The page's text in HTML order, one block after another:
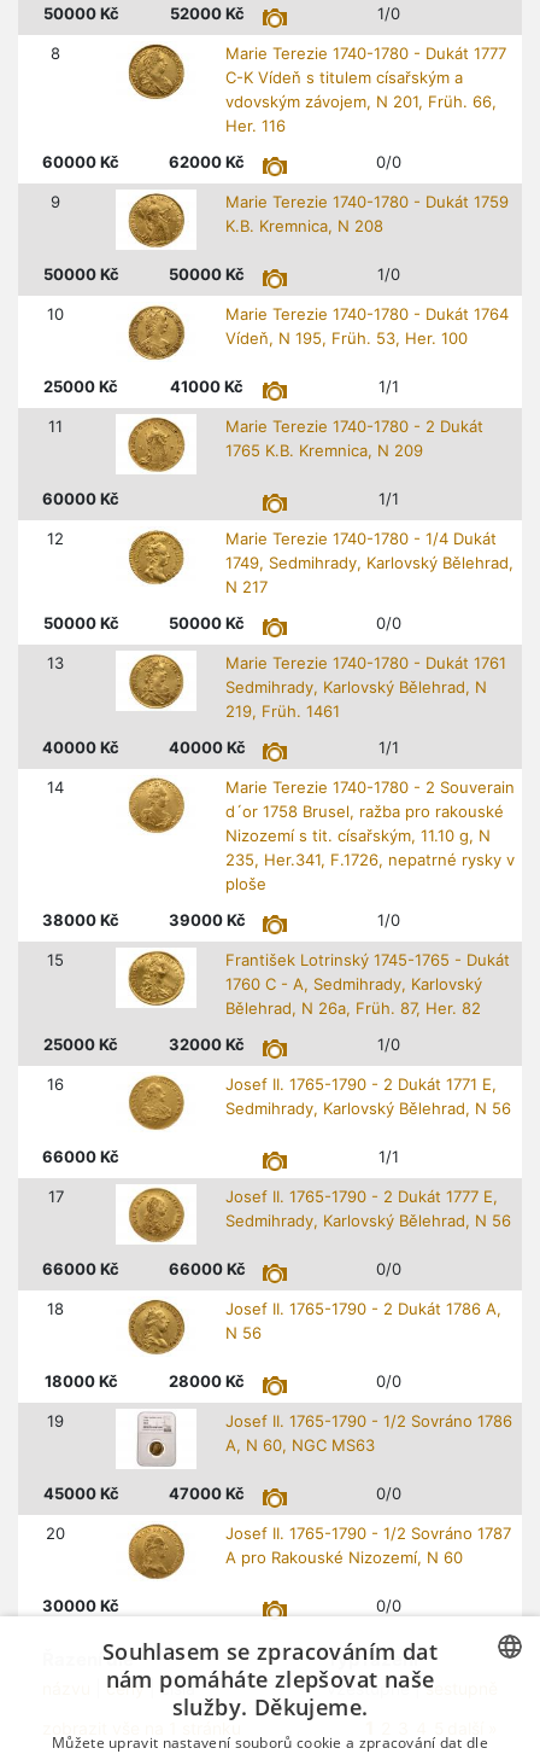
50000 Kč 52000 Kč 1/0
8
Marie Terezie 1740-1780 - Dukát 1777
C-K Vídeň s titulem císařským a
vdovským závojem, N 201, Früh. 66,
Her. 116
60000 Kč 62000 Kč 0/0
9
Marie Terezie 1740-1780 - Dukát 1759
K.B. Kremnica, N 208
50000 Kč 50000 Kč 1/0
10
Marie Terezie 1740-1780 - Dukát 1764
Vídeň, N 195, Früh. 53, Her. 100
25000 Kč 41000 Kč 1/1
11
Marie Terezie 1740-1780 - 2 Dukát
1765 K.B. Kremnica, N 209
60000 Kč 1/1
12
Marie Terezie 1740-1780 - 1/4 Dukát
1749, Sedmihrady, Karlovský Bělehrad,
N 217
50000 Kč 50000 Kč 0/0
13
Marie Terezie 1740-1780 - Dukát 1761
Sedmihrady, Karlovský Bělehrad, N
219, Früh. 1461
40000 Kč 40000 Kč 1/1
14
Marie Terezie 1740-1780 - 2 Souverain
d´or 1758 Brusel, ražba pro rakouské
Nizozemí s tit. císařským, 11.10 g, N
235, Her.341, F.1726, nepatrné rysky v
ploše
38000 Kč 39000 Kč 1/0
15
František Lotrinský 1745-1765 - Dukát
1760 C - A, Sedmihrady, Karlovský
Bělehrad, N 26a, Früh. 87, Her. 82
25000 Kč 32000 Kč 1/0
16
Josef II. 1765-1790 - 2 Dukát 1771 E,
Sedmihrady, Karlovský Bělehrad, N 56
66000 Kč 1/1
17
Josef II. 1765-1790 - 2 Dukát 1777 E,
Sedmihrady, Karlovský Bělehrad, N 56
66000 Kč 66000 Kč 0/0
18
Josef II. 1765-1790 - 2 Dukát 1786 A,
N 56
18000 Kč 28000 Kč 0/0
19
Josef II. 1765-1790 - 1/2 Sovráno 1786
A, N 60, NGC MS63
45000 Kč 47000 Kč 0/0
20
Josef II. 1765-1790 - 1/2 Sovráno 1787
A pro Rakouské Nizozemí, N 60
30000 Kč 0/0
Řazení dle
ceny| čísla
Typ řazení
vzestupně |sestupně
GERMAN
Souhlasem se zpracováním dat
nám pomáháte zlepšovat naše
služby. Děkujeme.
Můžete upravit nastavení souborů cookie a zpracování dat dle